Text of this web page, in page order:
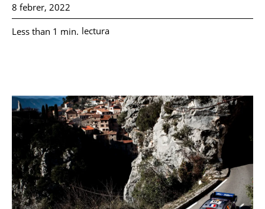
8 febrer, 2022
Less than 1 min. lectura